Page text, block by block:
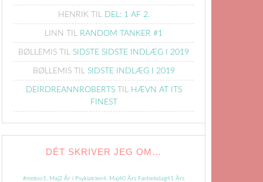
HENRIKTIL DEL: 1 AF 2.
LINN TIL RANDOM TANKER #1
BØLLEMIS TIL SIDSTE SIDSTE INDLÆG I 2019
BØLLEMISTIL SIDSTE INDLÆG I 2019
DEIRDREANNROBERTSTIL HÆVN AT ITS
FINEST
DÉT SKRIVER JEG OM…
#metoo 1. Maj2 År i Psykiatrien4. Maj40 Års Fødselsdag41 Års